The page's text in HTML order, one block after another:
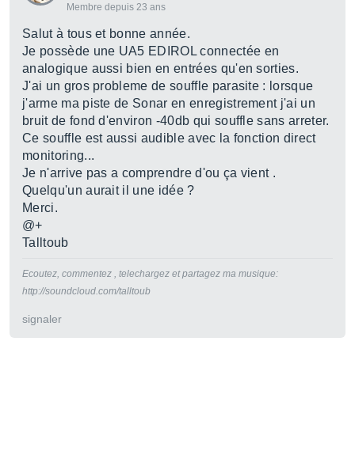
Membre depuis 23 ans
Salut à tous et bonne année.
Je possède une UA5 EDIROL connectée en
analogique aussi bien en entrées qu'en sorties.
J'ai un gros probleme de souffle parasite : lorsque
j'arme ma piste de Sonar en enregistrement j'ai un
bruit de fond d'environ -40db qui souffle sans arreter.
Ce souffle est aussi audible avec la fonction direct
monitoring...
Je n'arrive pas a comprendre d'ou ça vient .
Quelqu'un aurait il une idée ?
Merci.
@+
Talltoub
Ecoutez, commentez , telechargez et partagez ma musique:
http://soundcloud.com/talltoub
signaler